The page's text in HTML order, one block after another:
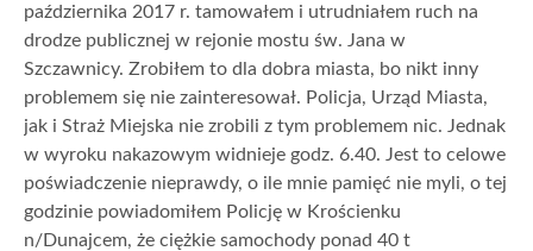
października 2017 r. tamowałem i utrudniałem ruch na
drodze publicznej w rejonie mostu św. Jana w
Szczawnicy. Zrobiłem to dla dobra miasta, bo nikt inny
problemem się nie zainteresował. Policja, Urząd Miasta,
jak i Straż Miejska nie zrobili z tym problemem nic. Jednak
w wyroku nakazowym widnieje godz. 6.40. Jest to celowe
poświadczenie nieprawdy, o ile mnie pamięć nie myli, o tej
godzinie powiadomiłem Policję w Krościenku
n/Dunajcem, że ciężkie samochody ponad 40 t